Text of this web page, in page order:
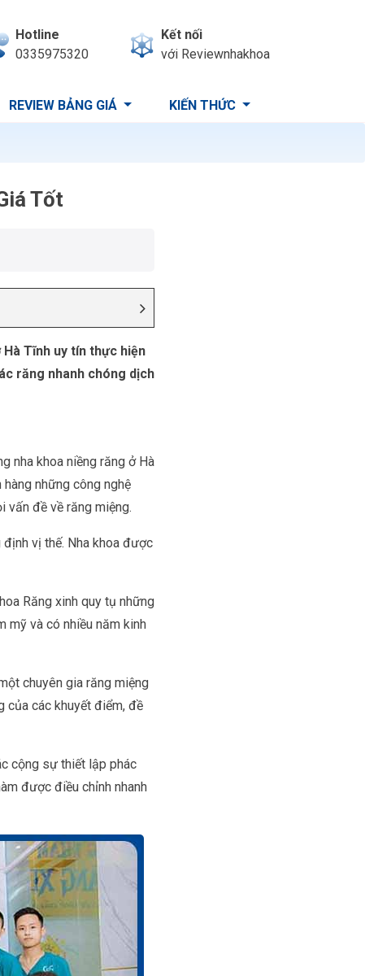
Hotline
0335975320
Kết nối
với Reviewnhakhoa
REVIEW BẢNG GIÁ KIẾN THỨC
Tốt
Tĩnh uy tín thực hiện
răng nhanh chóng dịch
nha khoa niềng răng ở Hà
những công nghệ
vấn đề về răng miệng.
vị thế. Nha khoa được
Răng xinh quy tụ những
mỹ và có nhiều năm kinh
chuyên gia răng miệng
của các khuyết điểm, đề
cộng sự thiết lập phác
được điều chỉnh nhanh